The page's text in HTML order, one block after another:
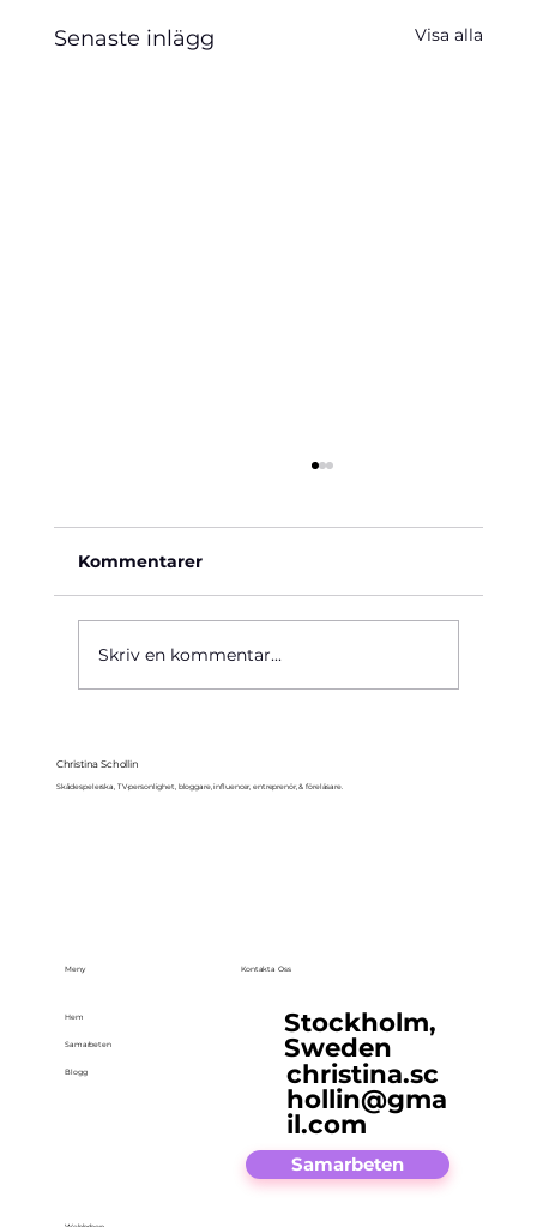
Senaste inlägg Visa alla
Kommentarer
Skriv en kommentar...
Christina Schollin
Skådespelerska, TV-personlighet, bloggare, influencer, entreprenör, & föreläsare.
Meny
Hem
Samarbeten
Blogg
Kontakta Oss
Stockholm,
Sweden
christina.sc
hollin@gma
il.com
Samarbeten